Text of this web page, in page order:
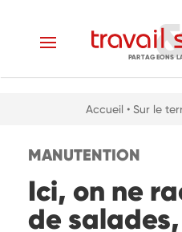
PARTAGEONS
Accueil • Sur le
MANUTENTION
Ici, on ne
de